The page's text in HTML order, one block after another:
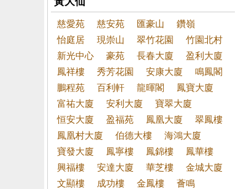
慈愛苑 慈安苑 匯豪山
鑽嶺
怡庭居
現崇山 翠竹花園
竹園北村
新光中心
豪苑 長春大廈
盈利大廈
鳳祥樓
秀芳花園 安康大廈
鳴鳳閣
鵬程苑
百利軒 龍暉閣
鳳寶大廈
富祐大廈
安利大廈
寶翠大廈
恒安大廈
盈福苑 鳳凰大廈
翠鳳樓
鳳凰村大廈
伯德大樓
海鴻大廈
寶發大廈
鳳寧樓 鳳錦樓
鳳華樓
興福樓
安達大廈 華芝樓
金城大廈
文顯樓
成功樓 金鳳樓 薈鳴